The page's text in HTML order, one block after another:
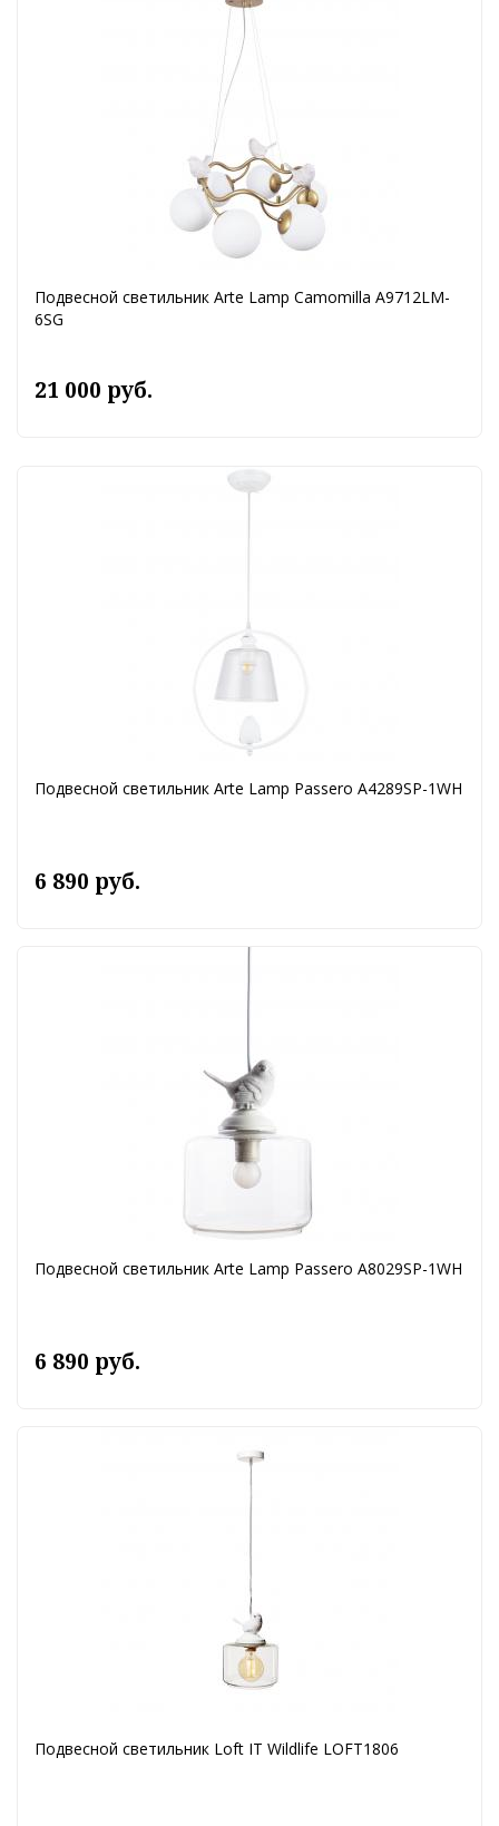
Подвесной светильник Arte Lamp Camomilla A9712LM-
6SG
21 000 руб.
Подвесной светильник Arte Lamp Passero A4289SP-1WH
6 890 руб.
Подвесной светильник Arte Lamp Passero A8029SP-1WH
6 890 руб.
Подвесной светильник Loft IT Wildlife LOFT1806